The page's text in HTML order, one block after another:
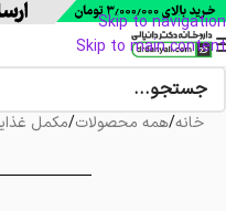
Skip to navigation
Skip to main content
خانه/همه محصولات/مکمل